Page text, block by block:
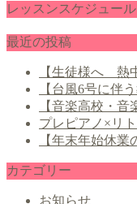
レッスンスケジュール
最近の投稿
【生徒様へ 熱
【台風6号に伴
【音楽高校・音
プレピアノ×リ
【年末年始休業
カテゴリー
お知らせ